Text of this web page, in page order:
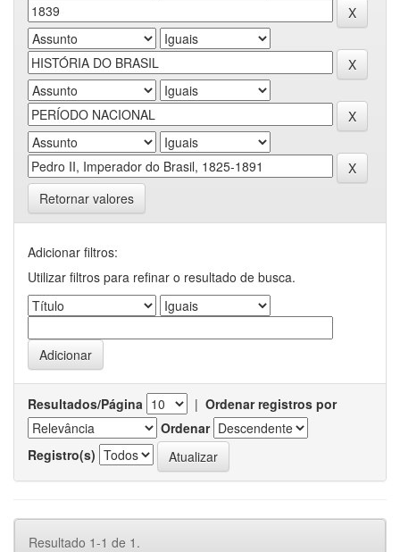
Retornar valores
Adicionar filtros:
Utilizar filtros para refinar o resultado de busca.
Resultados/Página | Ordenar registros por
Ordenar
Registro(s)
Resultado 1-1 de 1.